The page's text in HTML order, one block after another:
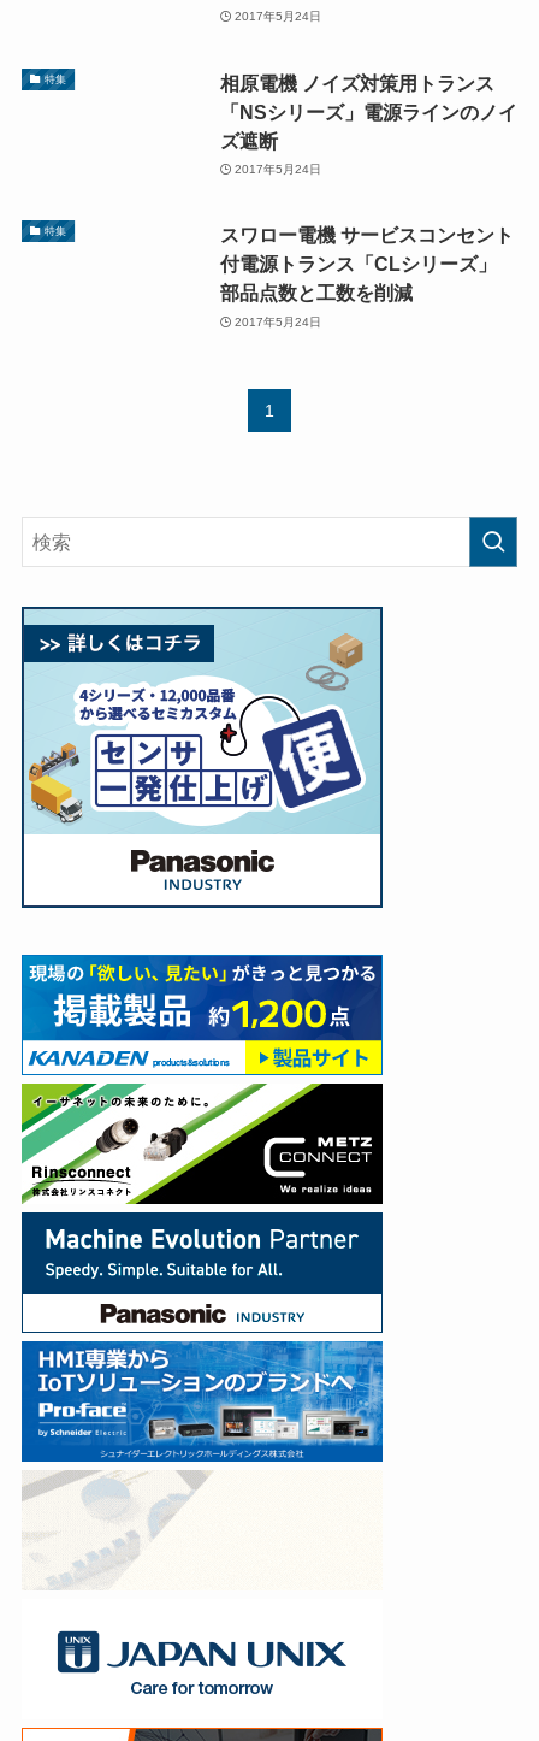
2017年5月24日
特集
相原電機 ノイズ対策用トランス
「NSシリーズ」電源ラインのノイ
ズ遮断
2017年5月24日
特集
スワロー電機 サービスコンセント
付電源トランス「CLシリーズ」
部品点数と工数を削減
2017年5月24日
1